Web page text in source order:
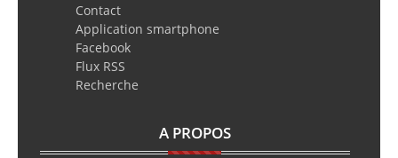
Contact
Application smartphone
Facebook
Flux RSS
Recherche
A PROPOS